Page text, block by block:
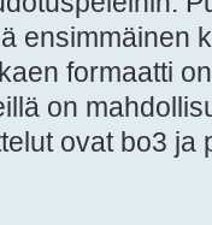
ensimmäinen
formaatti
on
ovat bo3 ja